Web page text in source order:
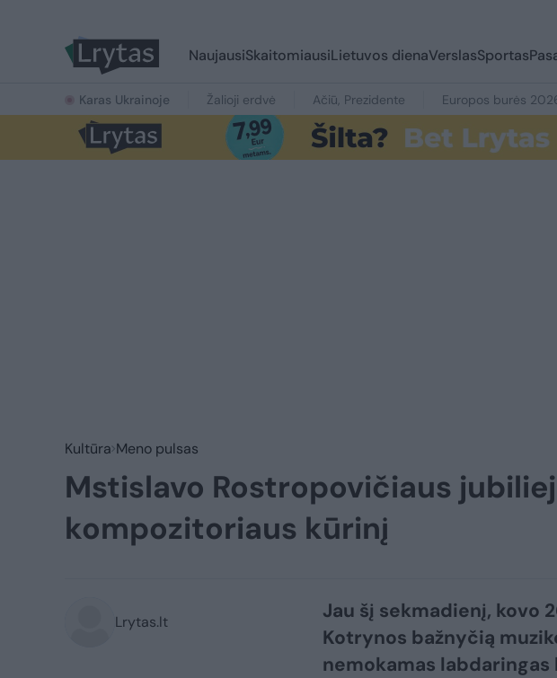
NaujausiSkaitomiausiLietuvos dienaVerslasSportas
Karas Ukrainoje Žalioji erdvė Ačiū, Prezidente Europos burės
Kultūra Meno pulsas
Mstislavo Rostropovičiaus
kompozitoriaus kūrinį
Lrytas.lt
Jau šį sekmadienį, kovo
Kotrynos bažnyčią
nemokamas labdaringas